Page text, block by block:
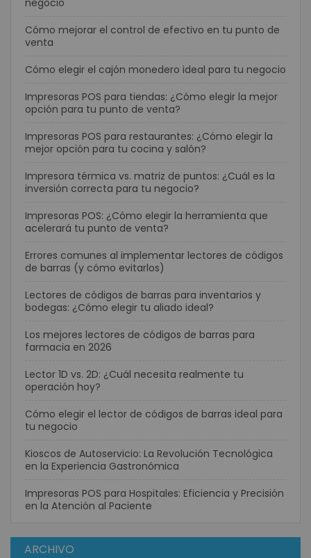
negocio
Cómo mejorar el control de efectivo en tu punto de
venta
Cómo elegir el cajón monedero ideal para tu negocio
Impresoras POS para tiendas: ¿Cómo elegir la mejor
opción para tu punto de venta?
Impresoras POS para restaurantes: ¿Cómo elegir la
mejor opción para tu cocina y salón?
Impresora térmica vs. matriz de puntos: ¿Cuál es la
inversión correcta para tu negocio?
Impresoras POS: ¿Cómo elegir la herramienta que
acelerará tu punto de venta?
Errores comunes al implementar lectores de códigos
de barras (y cómo evitarlos)
Lectores de códigos de barras para inventarios y
bodegas: ¿Cómo elegir tu aliado ideal?
Los mejores lectores de códigos de barras para
farmacia en 2026
Lector 1D vs. 2D: ¿Cuál necesita realmente tu
operación hoy?
Cómo elegir el lector de códigos de barras ideal para
tu negocio
Kioscos de Autoservicio: La Revolución Tecnológica
en la Experiencia Gastronómica
Impresoras POS para Hospitales: Eficiencia y Precisión
en la Atención al Paciente
ARCHIVO